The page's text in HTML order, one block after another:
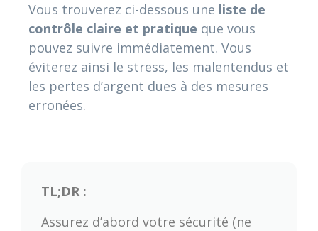
Vous trouverez ci-dessous une liste de
contrôle claire et pratique que vous
pouvez suivre immédiatement. Vous
éviterez ainsi le stress, les malentendus et
les pertes d’argent dues à des mesures
erronées.
TL;DR :
Assurez d’abord votre sécurité (ne